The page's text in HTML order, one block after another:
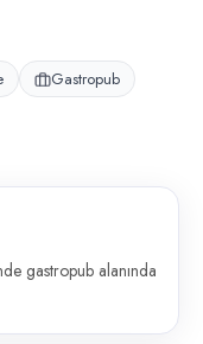
Gastropub
gastropub alanında